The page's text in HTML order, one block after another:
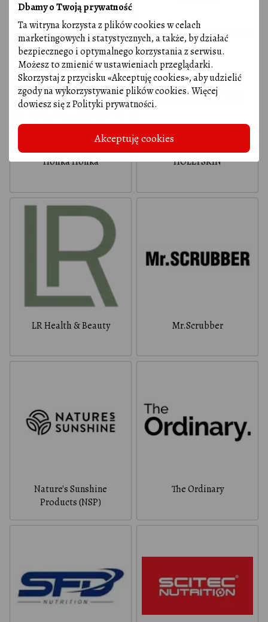
Dbamy o Twoją prywatność
Ta witryna korzysta z plików cookies w celach
marketingowych i statystycznych, a także, by działać
bezpiecznego i optymalnego korzystania z serwisu.
Możesz to zmienić w ustawieniach przeglądarki.
Skorzystaj z przycisku «Akceptuję cookies», aby udzielić
zgody na wykorzystywanie plików cookies. Więcej
dowiesz się zPolityki prywatności.
Akceptuję cookies
Holika Holika HOLLYSKIN
LR Health & Beauty Mr.Scrubber
Nature's Sunshine
Products (NSP)
The Ordinary